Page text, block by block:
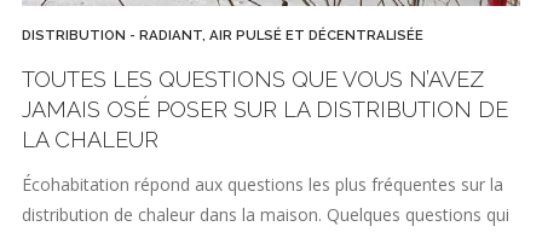
DISTRIBUTION - RADIANT, AIR PULSÉ ET DÉCENTRALISÉE
TOUTES LES QUESTIONS QUE VOUS N’AVEZ
JAMAIS OSÉ POSER SUR LA DISTRIBUTION DE
LA CHALEUR
Écohabitation répond aux questions les plus fréquentes sur la
distribution de chaleur dans la maison. Quelques questions qui